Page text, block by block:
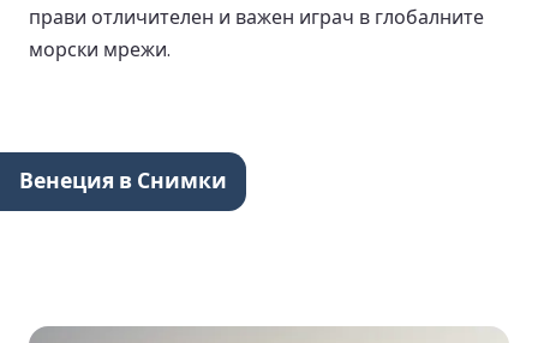
прави отличителен и важен играч в глобалните
морски мрежи.
Венеция в Снимки